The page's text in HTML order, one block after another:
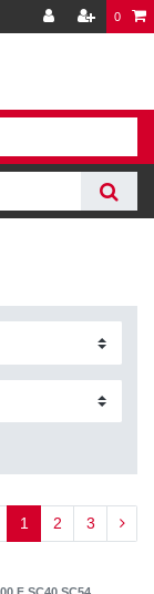
0
1 2 3